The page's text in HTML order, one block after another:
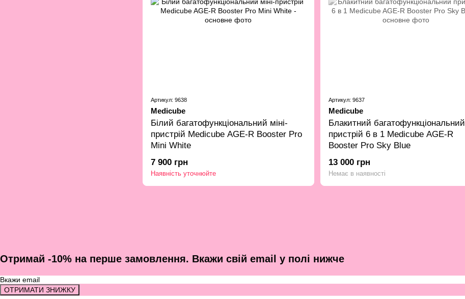
Артикул: 9638
Medicube
Білий багатофункціональний міні-
пристрій Medicube AGE-R Booster Pro
Mini White
7 900 грн
Наявність уточнюйте
Артикул: 9637
Medicube
Блакитний багатофункціональний
пристрій 6 в 1 Medicube AGE-R
Booster Pro Sky Blue
13 000 грн
Немає в наявності
Отримай -10% на перше замовлення. Вкажи свій email у полі нижче
ОТРИМАТИ ЗНИЖКУ